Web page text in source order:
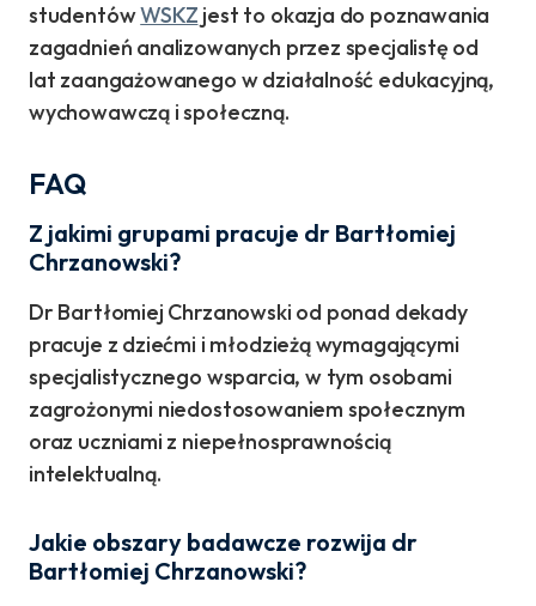
studentówWSKZ jest to okazja do poznawania
zagadnień analizowanych przez specjalistę od
lat zaangażowanego w działalność edukacyjną,
wychowawczą i społeczną.
FAQ
Z jakimi grupami pracuje dr Bartłomiej
Chrzanowski?
Dr Bartłomiej Chrzanowski od ponad dekady
pracuje z dziećmi i młodzieżą wymagającymi
specjalistycznego wsparcia, w tym osobami
zagrożonymi niedostosowaniem społecznym
oraz uczniami z niepełnosprawnością
intelektualną.
Jakie obszary badawcze rozwija dr
Bartłomiej Chrzanowski?